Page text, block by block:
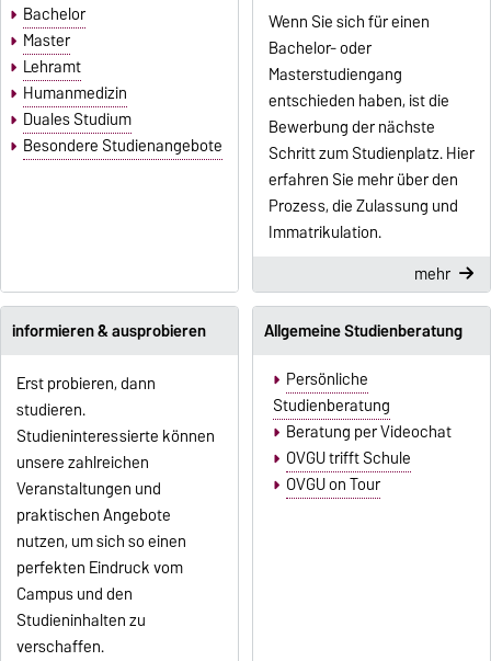
Bachelor
Master
Lehramt
Humanmedizin
Duales Studium
Besondere Studienangebote
Wenn Sie sich für einen
Bachelor- oder
Masterstudiengang
entschieden haben, ist die
Bewerbung der nächste
Schritt zum Studienplatz. Hier
erfahren Sie mehr über den
Prozess, die Zulassung und
Immatrikulation.
mehr
informieren & ausprobieren
Erst probieren, dann
studieren.
Studieninteressierte können
unsere zahlreichen
Veranstaltungen und
praktischen Angebote
nutzen, um sich so einen
perfekten Eindruck vom
Campus und den
Studieninhalten zu
verschaffen.
Allgemeine Studienberatung
Persönliche
Studienberatung
Beratung per Videochat
OVGU trifft Schule
OVGU on Tour